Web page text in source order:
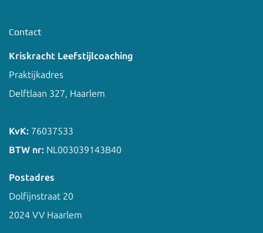
Contact
Kriskracht Leefstijlcoaching
Praktijkadres
Delftlaan 327, Haarlem
KvK: 76037533
BTW nr: NL003039143B40
Postadres
Dolfijnstraat 20
2024 VV Haarlem